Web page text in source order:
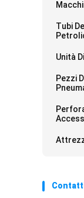
Tubi
Unità
Pezzi